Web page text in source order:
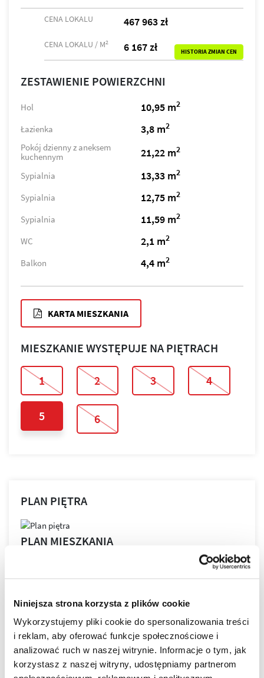
Niniejsza strona korzysta z plików cookie
Wykorzystujemy pliki cookie do spersonalizowania treści
i reklam, aby oferować funkcje społecznościowe i
analizować ruch w naszej witrynie. Informacje o tym, jak
korzystasz z naszej witryny, udostępniamy partnerom
CENA LOKALU 467 963 zł
CENA LOKALU / M2 6 167 zł HISTORIA ZMIAN CEN
ZESTAWIENIE POWIERZCHNI
Hol 10,95 m2
Łazienka 3,8 m2
Pokój dzienny z aneksem
kuchennym
21,22 m2
Sypialnia 13,33 m2
Sypialnia 12,75 m2
Sypialnia 11,59 m2
WC 2,1 m2
Balkon 4,4 m2
KARTA MIESZKANIA
MIESZKANIE WYSTĘPUJE NA PIĘTRACH
1 2 3 4
5 6
PLAN PIĘTRA
PLAN MIESZKANIA
LOKALIZACJA
Bella Dolina to nasze drugie, realizowane kompleksowo,
a zarazem całkowicie od podstaw osiedle w Rzeszowie.